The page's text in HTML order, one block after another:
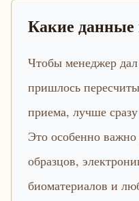
Какие
Чтобы менеджер
пришлось
приема, лучше
Это особенно
образцов,
биоматериалов и